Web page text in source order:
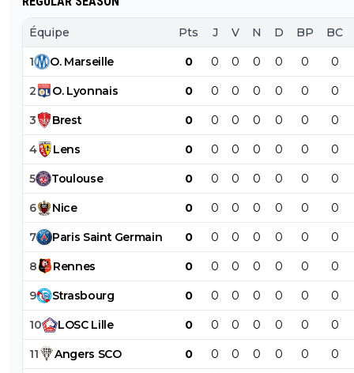
Équipe Pts J V N D BP BC
1 O. Marseille 0 0 0 0 0 0 0
2 O. Lyonnais 0 0 0 0 0 0 0
3 Brest 0 0 0 0 0 0 0
4 Lens 0 0 0 0 0 0 0
5 Toulouse 0 0 0 0 0 0 0
6 Nice 0 0 0 0 0 0 0
7 Paris Saint Germain 0 0 0 0 0 0 0
8 Rennes 0 0 0 0 0 0 0
9 Strasbourg 0 0 0 0 0 0 0
10 LOSC Lille 0 0 0 0 0 0 0
11 Angers SCO 0 0 0 0 0 0 0